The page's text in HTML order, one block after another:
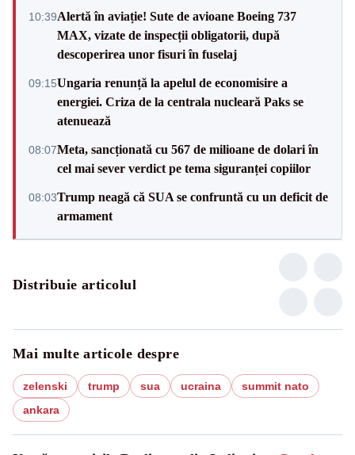
10:39Alertă în aviație! Sute de avioane Boeing 737
MAX, vizate de inspecții obligatorii, după
descoperirea unor fisuri în fuselaj
09:15Ungaria renunță la apelul de economisire a
energiei. Criza de la centrala nucleară Paks se
atenuează
08:07Meta, sancționată cu 567 de milioane de dolari în
cel mai sever verdict pe tema siguranței copiilor
08:03Trump neagă că SUA se confruntă cu un deficit de
armament
Distribuie articolul
Mai multe articole despre
zelenski trump sua ucraina
summit nato
ankara